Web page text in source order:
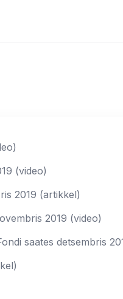
(video)
2019 (artikkel)
2019 (video)
saates detsembris